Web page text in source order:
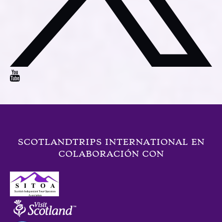
SCOTLANDTRIPS INTERNATIONAL EN
COLABORACIÓN CON
Link
Gallery